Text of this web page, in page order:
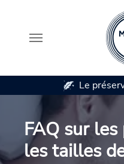
Aller au contenu principal
préservatif qui te convient
FAQ sur
les tailles